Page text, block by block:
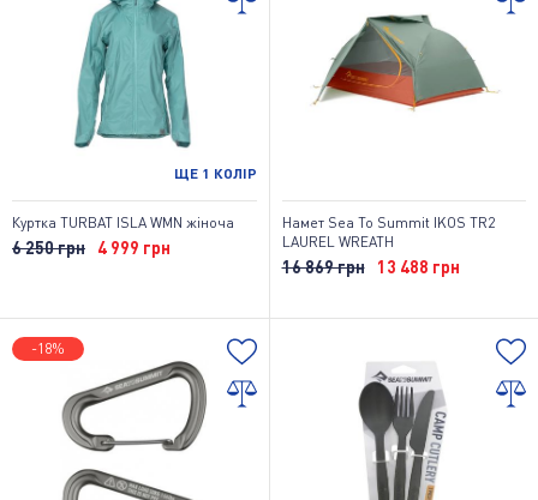
ЩЕ 1 КОЛІР
Куртка TURBAT ISLA WMN жіноча
6 250 грн 4 999 грн
Намет Sea To Summit IKOS TR2
LAUREL WREATH
16 869 грн 13 488 грн
-18%